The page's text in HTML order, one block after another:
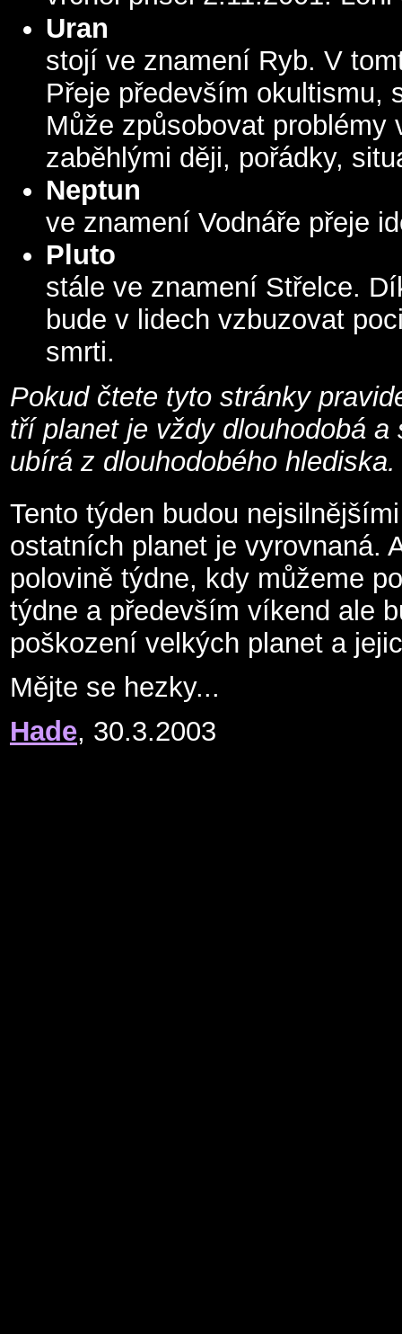
Uran
stojí ve znamení Ryb. V
Přeje především okultismu,
Může způsobovat
zaběhlými ději, pořádky,
Neptun
ve znamení Vodnáře přeje
Pluto
stále ve znamení Střelce.
bude v lidech vzbuzovat
smrti.
Pokud čtete tyto stránky
tří planet je vždy dlouhodobá
ubírá z dlouhodobého hlediska.
Tento týden budou
ostatních planet je vyrovnaná.
polovině týdne, kdy můžeme
týdne a především víkend ale
poškození velkých planet a
Mějte se hezky...
Hade, 30.3.2003